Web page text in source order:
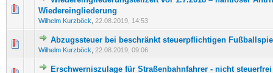
Wiedereingliederung
Wilhelm Kurzböck 22.08.2019, 14:53
0 Bewertung(en) - 0 von 5 durchschnittlich
Abzugssteuer bei beschränkt steuerpflichtigen
Wilhelm Kurzböck 22.08.2019, 09:06
0 Bewertung(en) - 0 von 5 durchschnittlich
12345
Erschwerniszulage für Straßenbahnfahrer - nicht steuerfrei